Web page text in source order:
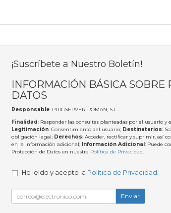
¡Suscríbete a Nuestro Boletín!
INFORMACIÓN BÁSICA SOBRE
DATOS
Responsable: PUIGSERVER-ROMAN, S.L.
Finalidad: Responder las consultas planteadas por el usuario
Legitimación: Consentimiento del usuario; Destinatarios:
obligación legal; Derechos: Acceder, rectificar y suprimir, así
en la información adicional; Información Adicional : Puede
Protección de Datos en nuestra Política de Privacidad.
He leído y acepto la Política de Privacidad .
Enviar